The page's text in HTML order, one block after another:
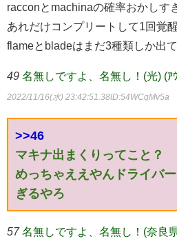
racconとmachinaの確率おかしす
あれだけコンプリートして1回覚
flameとbladeはまだ3種類しか出
49 名無しですよ、名無し！(光) (ｱ
2022/11/16(水) 23:42:51.38ID:54WCqMv5a
>>46
マキナ出まくりってこと？
めっちゃええやんドライバ
ぎるやろ
57 名無しですよ、名無し！(奈良